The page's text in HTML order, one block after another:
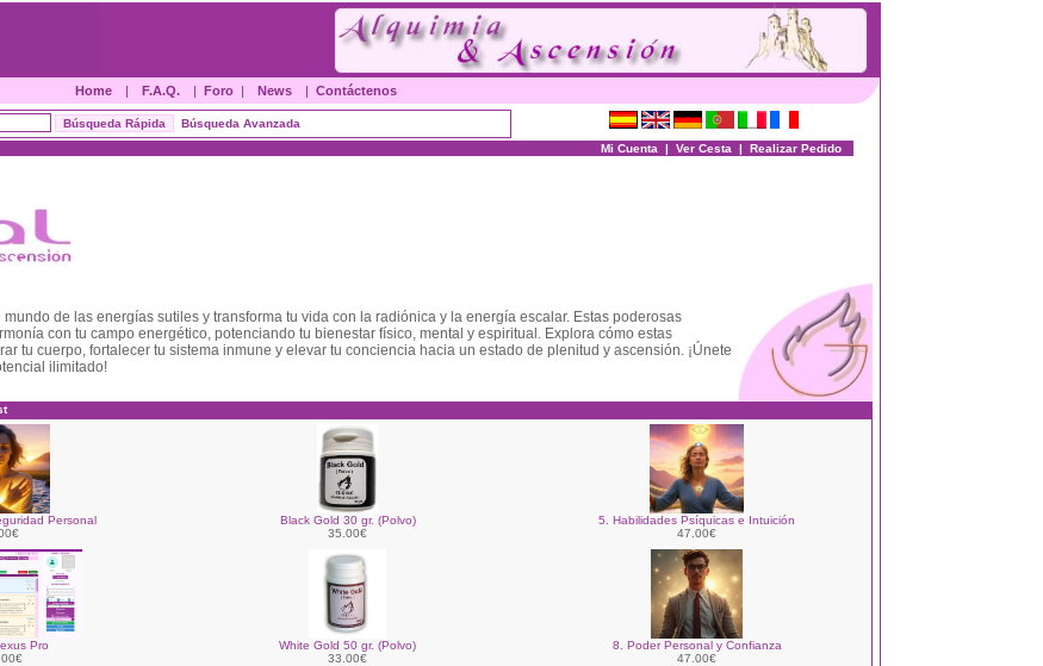
Home | F.A.Q. | Foro| News | Contáctenos
Búsqueda Avanzada
Mi Cuenta | Ver Cesta | Realizar Pedido
de las energías sutiles y transforma tu vida con la radiónica y la energía escalar. Estas poderosas
con tu campo energético, potenciando tu bienestar físico, mental y espiritual. Explora cómo estas
tu cuerpo, fortalecer tu sistema inmune y elevar tu conciencia hacia un estado de plenitud y ascensión. ¡Únete
ilimitado!
Personal
Black Gold 30 gr. (Polvo)
35.00€
5. Habilidades Psíquicas e Intuición
47.00€
Pro
White Gold 50 gr. (Polvo)
33.00€
8. Poder Personal y Confianza
47.00€